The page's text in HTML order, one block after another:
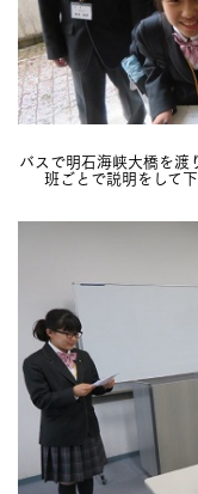
バスで明石海峡大橋を
班ごとで説明をして